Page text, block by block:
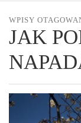
WPISY
JAK